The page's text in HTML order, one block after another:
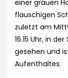
einer grauen
flauschigen
zuletzt am
16.15 Uhr, in
gesehen und
Aufenthaltes.